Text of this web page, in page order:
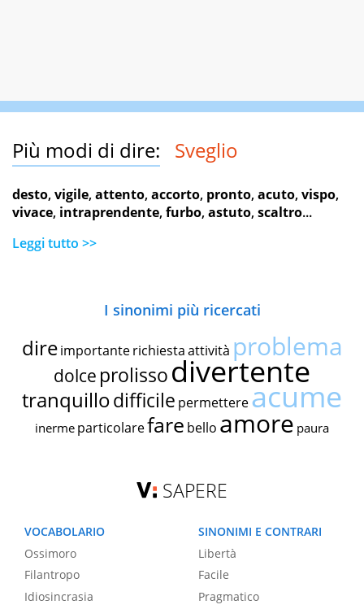
Più modi di dire: Sveglio
desto,vigile,attento,accorto, pronto,acuto,vispo,
vivace, intraprendente,furbo,astuto,scaltro...
Leggi tutto >>
I sinonimi più ricercati
dire importante richiestaattività problema
dolce prolissodivertente
tranquillodifficile permettereacume
inerme particolarefare bello amore paura
SAPERE
VOCABOLARIO
Ossimoro
Filantropo
Idiosincrasia
SINONIMI E CONTRARI
Libertà
Facile
Pragmatico